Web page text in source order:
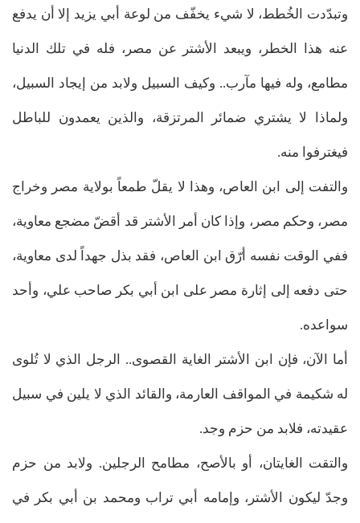
وتبدّدت الخُطط، لا شيء يخفّف من لوعة أبي يزيد إلا أن يدفع
عنه هذا الخطر، ويبعد الأشتر عن مصر، فله في تلك الدنيا
مطامع، وله فيها مآرب.. وكيف السبيل ولابد من إيجاد السبيل،
ولماذا لا يشتري ضمائر المرتزقة، والذين يعمدون للباطل
فيغترفوا منه.
والتفت إلى ابن العاص، وهذا لا يقلّ طمعاً بولاية مصر وخراج
مصر، وحكم مصر، وإذا كان أمر الأشتر قد أقضّ مضجع معاوية،
ففي الوقت نفسه أرّق ابن العاص، فقد بذل جهداً لدى معاوية،
حتى دفعه إلى إثارة مصر على ابن أبي بكر صاحب علي، وأحد
سواعده.
أما الآن، فإن ابن الأشتر الغاية القصوى.. الرجل الذي لا تُلوى
له شكيمة في المواقف العارمة، والقائد الذي لا يلين في سبيل
عقيدته، فلابد من حزم وجد.
والتقت الغايتان، أو بالأصح، مطامح الرجلين. ولابد من حزم
وجدّ ليكون الأشتر، وإمامه أبي تراب ومحمد بن أبي بكر في